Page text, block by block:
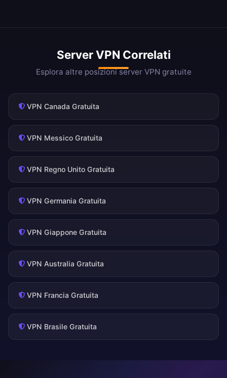
Server VPN Correlati
Esplora altre posizioni server VPN gratuite
VPN Canada Gratuita
VPN Messico Gratuita
VPN Regno Unito Gratuita
VPN Germania Gratuita
VPN Giappone Gratuita
VPN Australia Gratuita
VPN Francia Gratuita
VPN Brasile Gratuita